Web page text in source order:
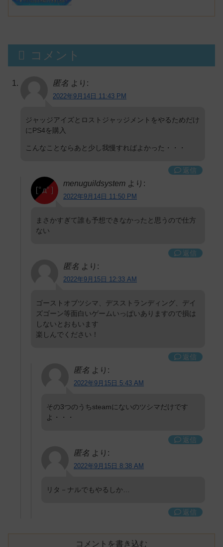
コメント
匿名 より:
2022年9月14日 11:43 PM
ジャッジアイズとロストジャッジメントをやるためだけ
にPS4を購入
こんなことならあと少し我慢すればよかった・・・
返信
menuguildsystem より:
2022年9月14日 11:50 PM
まさかすぎて誰も予想できなかったと思うので仕方
ない
返信
匿名 より:
2022年9月15日 12:33 AM
ゴーストオブツシマ、デスストランディング、デイ
ズゴーン等面白いゲームいっぱいありますので損は
しないとおもいます
楽しんでください！
返信
匿名 より:
2022年9月15日 5:43 AM
その3つのうちsteamにないのツシマだけです
よ・・・
返信
匿名 より:
2022年9月15日 8:38 AM
リタ－ナルでもやるしか…
返信
コメントを書き込む